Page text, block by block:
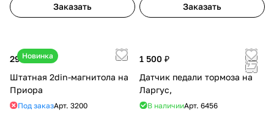
Заказать Заказать
Новинка
29 000 ₽
Штатная 2din-магнитола на
Приора
Под заказАрт. 3200
1 500 ₽
Датчик педали тормоза на
Ларгус,
В наличииАрт. 6456